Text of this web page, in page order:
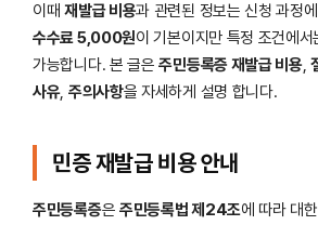
이때재발급 비용과 관련된 정보는 신청 과정
수수료 5,000원이 기본이지만 특정 조건에서
가능합니다. 본 글은주민등록증 재발급 비용,
사유, 주의사항을 자세하게 설명 합니다.
민증 재발급 비용 안내
주민등록증은 주민등록법 제24조에 따라 대